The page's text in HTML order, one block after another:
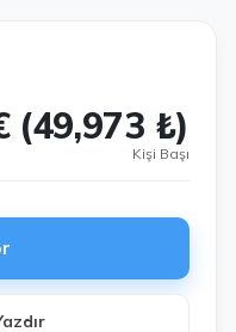
(49,973 ₺)
Kişi Başı